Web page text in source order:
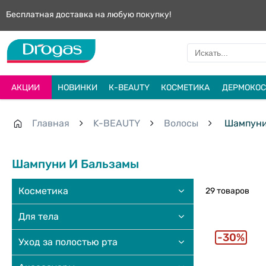
Бесплатная доставка на любую покупку!
АКЦИИ НОВИНКИ К-BEAUTY КОСМЕТИКА
Главная K-BEAUTY Волосы
Шампуни И Бальзамы
Косметика
Для тела
Уход за полостью рта
29 товаров
30%